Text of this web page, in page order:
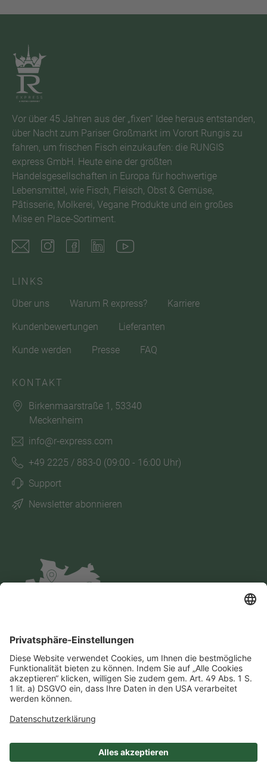
Vor über 45 Jahren aus der „fixen“ Idee heraus entstanden,
über Nacht zum Pariser Großmarkt im Vorort Rungis zu
fahren, um frischen Fisch einzukaufen: die RUNGIS
express GmbH. Heute eine der größten
Handelsgesellschaften in Europa für hochwertige
Lebensmittel, wie Fisch, Fleisch, Obst & Gemüse,
Pâtisserie, Molkerei, Vegane Produkte und ein großes
Mise en Place-Sortiment.
LINKS
Über uns
Warum R express? Karriere
Kundenbewertungen Lieferanten
Kunde werden Presse FAQ
KONTAKT
Birkenmaarstraße 1, 53340
Meckenheim
info@r-express.com
+49 2225 / 883-0 (09:00 - 16:00 Uhr)
Support
Newsletter abonnieren
Impressum Datenschutz AGB